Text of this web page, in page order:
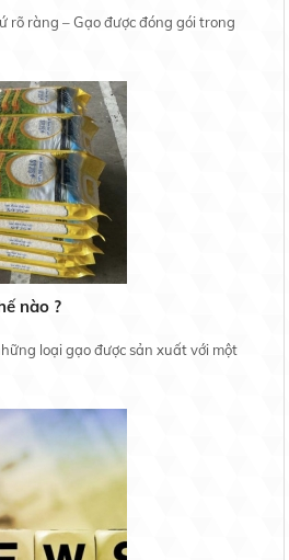
rõ ràng – Gạo được đóng gói trong
nào ?
loại gạo được sản xuất với một